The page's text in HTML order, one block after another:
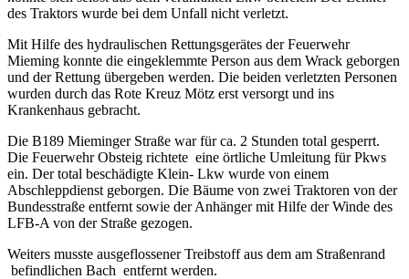
des Traktors wurde bei dem Unfall nicht verletzt.
Mit Hilfe des hydraulischen Rettungsgerätes der Feuerwehr
Mieming konnte die eingeklemmte Person aus dem Wrack geborgen
und der Rettung übergeben werden. Die beiden verletzten Personen
wurden durch das Rote Kreuz Mötz erst versorgt und ins
Krankenhaus gebracht.
Die B189 Mieminger Straße war für ca. 2 Stunden total gesperrt.
Die Feuerwehr Obsteig richtete eine örtliche Umleitung für Pkws
ein. Der total beschädigte Klein- Lkw wurde von einem
Abschleppdienst geborgen. Die Bäume von zwei Traktoren von der
Bundesstraße entfernt sowie der Anhänger mit Hilfe der Winde des
LFB-A von der Straße gezogen.
Weiters musste ausgeflossener Treibstoff aus dem am Straßenrand
befindlichen Bach entfernt werden.